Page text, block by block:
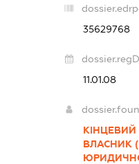
35629768
11.01.08
КІНЦЕВИЙ
ВЛАСНИК